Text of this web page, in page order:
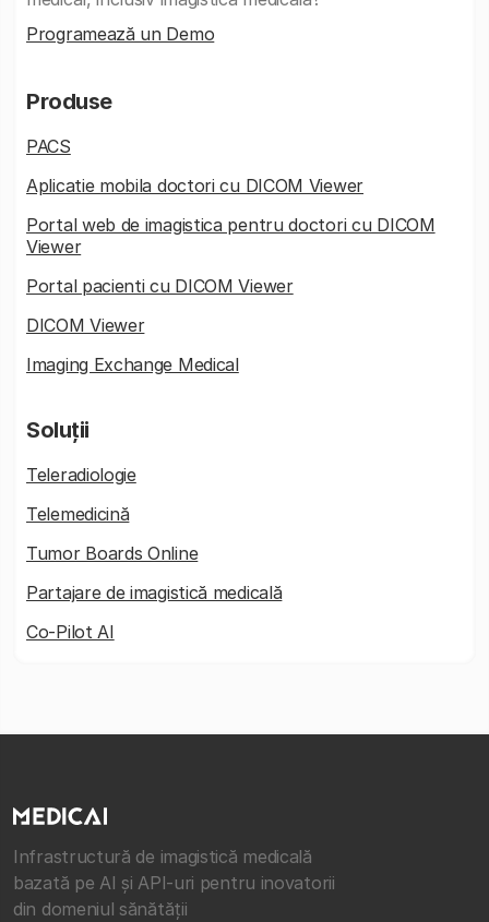
Programează un Demo
Produse
PACS
Aplicatie mobila doctori cu DICOM Viewer
Portal web de imagistica pentru doctori cu DICOM
Viewer
Portal pacienti cu DICOM Viewer
DICOM Viewer
Imaging Exchange Medical
Soluții
Teleradiologie
Telemedicină
Tumor Boards Online
Partajare de imagistică medicală
Co-Pilot AI
Infrastructură de imagistică medicală
bazată pe AI și API-uri pentru inovatorii
din domeniul sănătății